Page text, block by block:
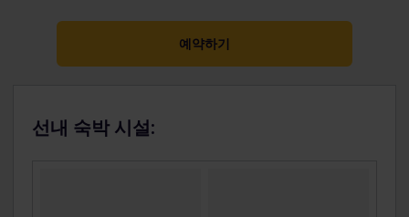
예약하기
선내 숙박 시설: